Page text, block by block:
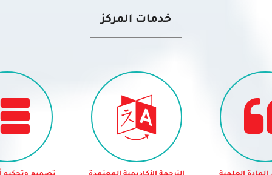
خدمات المركز